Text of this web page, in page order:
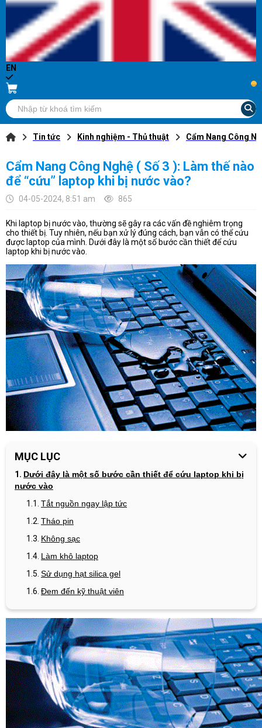
EN
...
Tin tức Kinh nghiệm - Thủ thuật Cẩm Nang Công
Cẩm Nang Công Nghệ ( Số 3 ): Làm thế nào
để “cứu” laptop khi bị nước vào?
04-05-2024, 8:51 am 865
Khi laptop bị nước vào, thường sẽ gây ra các vấn đề nghiêm trọng
cho thiết bị. Tuy nhiên, nếu bạn xử lý đúng cách, bạn vẫn có thể cứu
được laptop của mình. Dưới đây là một số bước cần thiết để cứu
laptop khi bị nước vào.
MỤC LỤC
Dưới đây là một số bước cần thiết để cứu laptop khi bị
nước vào
Tắt nguồn ngay lập tức
Tháo pin
Không sạc
Làm khô laptop
Sử dụng hạt silica gel
Đem đến kỹ thuật viên